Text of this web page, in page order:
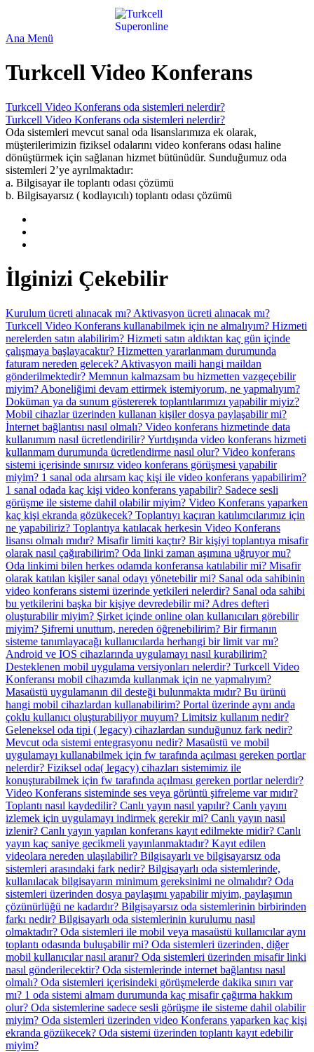
Ana Menü
Turkcell Video Konferans
Turkcell Video Konferans oda sistemleri nelerdir?
Turkcell Video Konferans oda sistemleri nelerdir?
Oda sistemleri mevcut sanal oda lisanslarımıza ek olarak,
müşterilerimizin fiziksel odalarını video konferans odası haline
dönüştürmek için sağlanan hizmet bütünüdür. Sunduğumuz oda
sistemleri 2’ye ayrılmaktadır:
a. Bilgisayar ile toplantı odası çözümü
b. Bilgisayarsız ( kodlayıcılı) toplantı odası çözümü
İlginizi Çekebilir
Kurulum ücreti alınacak mı? Aktivasyon ücreti alınacak mı?
Turkcell Video Konferans kullanabilmek için ne almalıyım? Hizmeti
nerelerden satın alabilirim? Hizmeti satın aldıktan kaç gün içinde
çalışmaya başlayacaktır? Hizmetten yararlanmam durumunda
faturam nereden gelecek? Aktivasyon maili hangi maildan
gönderilmektedir? Memnun kalmazsam bu hizmetten vazgeçebilir
miyim? Aboneliğimi devam ettirmek istemiyorum, ne yapmalıyım?
Doküman ya da sunum göstererek toplantılarımızı yapabilir miyiz?
Mobil cihazlar üzerinden kullanan kişiler dosya paylaşabilir mi?
İnternet bağlantısı nasıl olmalı? Video konferans hizmetinde data
kullanımım nasıl ücretlendirilir?Yurtdışında video konferans hizmeti
kullanmam durumunda ücretlendirme nasıl olur? Video konferans
sistemi içerisinde sınırsız video konferans görüşmesi yapabilir
miyim? 1 sanal oda alırsam kaç kişi ile video konferans yapabilirim?
1 sanal odada kaç kişi video konferans yapabilir? Sadece sesli
görüşme ile sisteme dahil olabilir miyim? Video Konferans yaparken
kaç kişi ekranda gözükecek? Toplantıyı kaçıran katılımcılarımız için
ne yapabiliriz? Toplantıya katılacak herkesin Video Konferans
lisansı olmalı mıdır? Misafir limiti kaçtır? Bir kişiyi toplantıya misafir
olarak nasıl çağırabilirim? Oda linki zaman aşımına uğruyor mu?
Oda linkimi bilen herkes odamda konferansa katılabilir mi? Misafir
olarak katılan kişiler sanal odayı yönetebilir mi? Sanal oda sahibinin
video konferans sistemi üzerinde yetkileri nelerdir? Sanal oda sahibi
bu yetkilerini başka bir kişiye devredebilir mi? Adres defteri
oluşturabilir miyim? Şirket içinde online olan kullanıcıları görebilir
miyim? Şifremi unuttum, nereden öğrenebilirim? Bir firmanın
sisteme tanımlayacağı kullanıcılarda herhangi bir limit var mı?
Android ve IOS cihazlarında uygulamayı nasıl kurabilirim?
Desteklenen mobil uygulama versiyonları nelerdir? Turkcell Video
Konferansı mobil cihazımda kullanmak için ne yapmalıyım?
Masaüstü uygulamanın dil desteği bulunmakta mıdır? Bu ürünü
hangi mobil cihazlardan kullanabilirim? Portal üzerinde aynı anda
çoklu kullanıcı oluşturabiliyor muyum? Limitsiz kullanım nedir?
Geleneksel oda tipi ( legacy) cihazlardan sunduğunuz fark nedir?
Mevcut oda sistemi entegrasyonu nedir? Masaüstü ve mobil
uygulamayı kullanabilmek için fw tarafında açılması gereken portlar
nelerdir? Fiziksel oda( legacy) cihazları sistemimiz ile
konuşturabilmek için fw tarafında açılması gereken portlar nelerdir?
Video Konferans sisteminde ses veya görüntü şifreleme var mıdır?
Toplantı nasıl kaydedilir? Canlı yayın nasıl yapılır? Canlı yayını
izlemek için uygulamayı indirmek gerekir mi? Canlı yayın nasıl
izlenir? Canlı yayın yapılan konferans kayıt edilmekte midir? Canlı
yayın kaç saniye gecikmeli yayınlanmaktadır? Kayıt edilen
videolara nereden ulaşılabilir? Bilgisayarlı ve bilgisayarsız oda
sistemleri arasındaki fark nedir? Bilgisayarlı oda sistemlerinde,
kullanılacak bilgisayarın minimum gereksinimi ne olmalıdır? Oda
sistemleri üzerinden dosya paylaşımı yapabilir miyim, paylaşımın
çözünürlüğü ne kadardır? Bilgisayarsız oda sistemlerinin birbirinden
farkı nedir? Bilgisayarlı oda sistemlerinin kurulumu nasıl
olmaktadır? Oda sistemleri ile mobil veya masaüstü kullanıcılar aynı
toplantı odasında buluşabilir mi? Oda sistemleri üzerinden, diğer
mobil kullanıcılar nasıl aranır? Oda sistemleri üzerinden misafir linki
nasıl gönderilecektir? Oda sistemlerinde internet bağlantısı nasıl
olmalı? Oda sistemleri içerisindeki görüşmelerde dakika sınırı var
mı? 1 oda sistemi almam durumunda kaç misafir çağırma hakkım
olur? Oda sistemlerine sadece sesli görüşme ile sisteme dahil olabilir
miyim? Oda sistemleri üzerinden video Konferans yaparken kaç kişi
ekranda gözükecek? Oda sistemi üzerinden toplantı kayıt edebilir
miyim?